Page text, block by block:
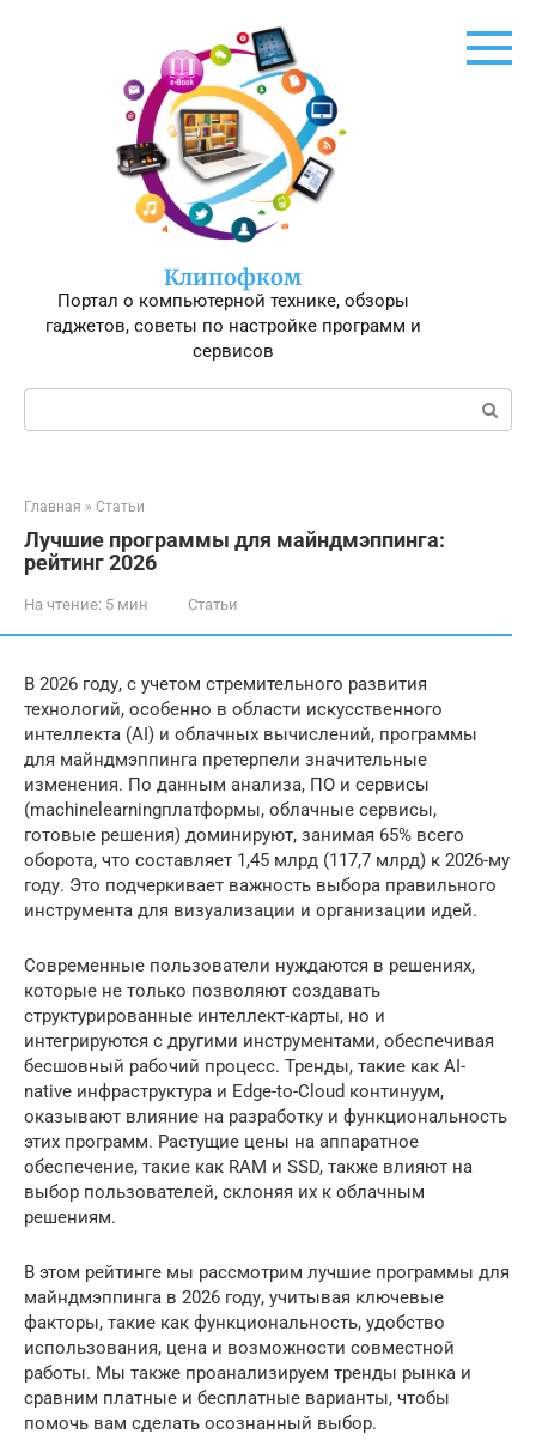
Клипофком
Портал о компьютерной технике, обзоры
гаджетов, советы по настройке программ и
сервисов
Поиск:
Главная » Статьи
Лучшие программы для майндмэппинга:
рейтинг 2026
На чтение: 5 мин Статьи
В 2026 году, с учетом стремительного развития
технологий, особенно в области искусственного
интеллекта (AI) и облачных вычислений, программы
для майндмэппинга претерпели значительные
изменения. По данным анализа, ПО и сервисы
(machinelearningплатформы, облачные сервисы,
готовые решения) доминируют, занимая 65% всего
оборота, что составляет 1,45 млрд (117,7 млрд) к 2026-му
году. Это подчеркивает важность выбора правильного
инструмента для визуализации и организации идей.
Современные пользователи нуждаются в решениях,
которые не только позволяют создавать
структурированные интеллект-карты, но и
интегрируются с другими инструментами, обеспечивая
бесшовный рабочий процесс. Тренды, такие как AI-
native инфраструктура и Edge-to-Cloud континуум,
оказывают влияние на разработку и функциональность
этих программ. Растущие цены на аппаратное
обеспечение, такие как RAM и SSD, также влияют на
выбор пользователей, склоняя их к облачным
решениям.
В этом рейтинге мы рассмотрим лучшие программы для
майндмэппинга в 2026 году, учитывая ключевые
факторы, такие как функциональность, удобство
использования, цена и возможности совместной
работы. Мы также проанализируем тренды рынка и
сравним платные и бесплатные варианты, чтобы
помочь вам сделать осознанный выбор.